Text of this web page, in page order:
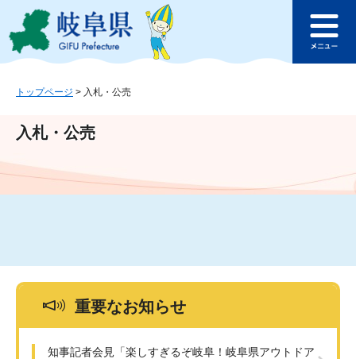
ジ
ュ
文
このページの本文へ
ュ
トップページ > 入札・公売
入札・公売
重要なお知らせ
知事記者会見「楽しすぎるぞ岐阜！岐阜県アウトドア